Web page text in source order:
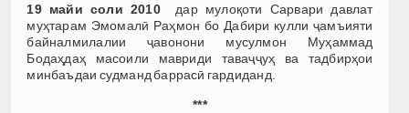
19 майи соли 2010дар мулоқоти Сарвари давлат
муҳтарам Эмомалӣ Раҳмон бо Дабири кулли ҷамъияти
байналмилалии ҷавонони мусулмон Муҳаммад
Бодаҳдаҳ масоили мавриди таваҷҷуҳ ва тадбирҳои
минбаъдаи судманд баррасӣ гардиданд.
***